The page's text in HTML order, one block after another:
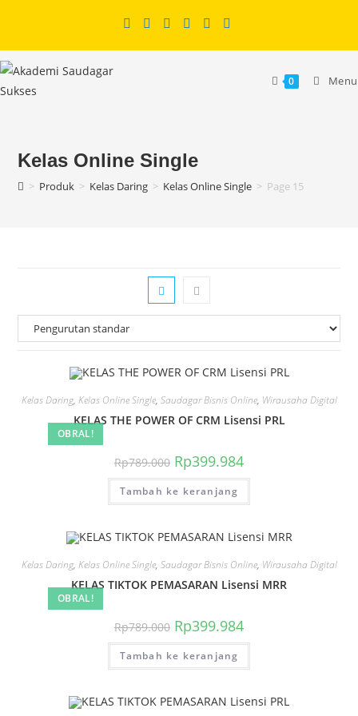
content
0 Menu
Kelas Online Single
> Produk > Kelas Daring > Kelas Online Single > Page 15
OBRAL!
Kelas Daring, Kelas Online Single, Saudagar Bisnis Online, Wirausaha Digital
KELAS THE POWER OF CRM Lisensi PRL
Rp789.000 Harga
aslinya
adalah:
Rp789.000.
Rp399.984saat
ini
Rp399.984.
Tambah ke keranjang
OBRAL!
Kelas Daring, Kelas Online Single, Saudagar Bisnis Online, Wirausaha Digital
KELAS TIKTOK PEMASARAN Lisensi MRR
Rp789.000 Harga
aslinya
adalah:
Rp789.000.
Rp399.984saat
ini
Rp399.984.
Tambah ke keranjang